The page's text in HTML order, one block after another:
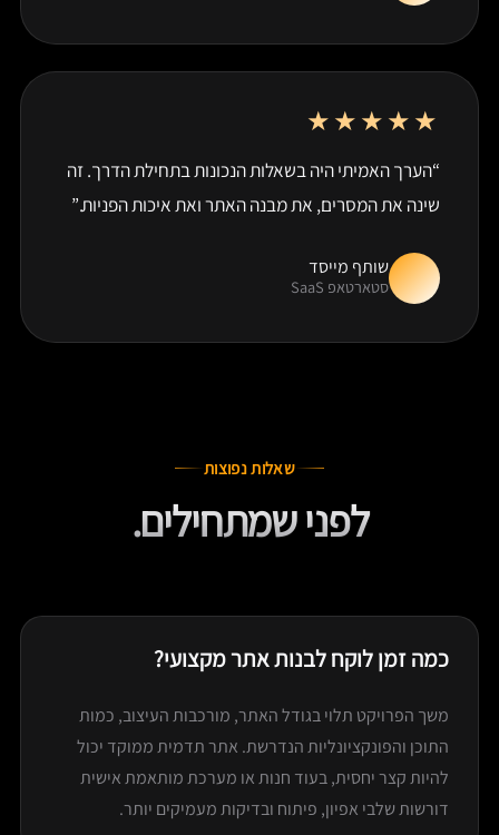
★★★★★
“הערך האמיתי היה בשאלות הנכונות בתחילת הדרך. זה
שינה את המסרים, את מבנה האתר ואת איכות הפניות.”
שותף מייסד
סטארטאפ SaaS
שאלות נפוצות
לפני שמתחילים.
כמה זמן לוקח לבנות אתר מקצועי?
משך הפרויקט תלוי בגודל האתר, מורכבות העיצוב, כמות
התוכן והפונקציונליות הנדרשת. אתר תדמית ממוקד יכול
להיות קצר יחסית, בעוד חנות או מערכת מותאמת אישית
דורשות שלבי אפיון, פיתוח ובדיקות מעמיקים יותר.